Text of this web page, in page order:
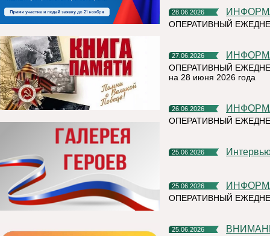
28.06.2026
ОПЕРАТИВНЫЙ
27.06.2026
ОПЕРАТИВНЫЙ
на 28 июня 2026 года
26.06.2026
ОПЕРАТИВНЫЙ
25.06.2026
25.06.2026
ОПЕРАТИВНЫЙ
25.06.2026